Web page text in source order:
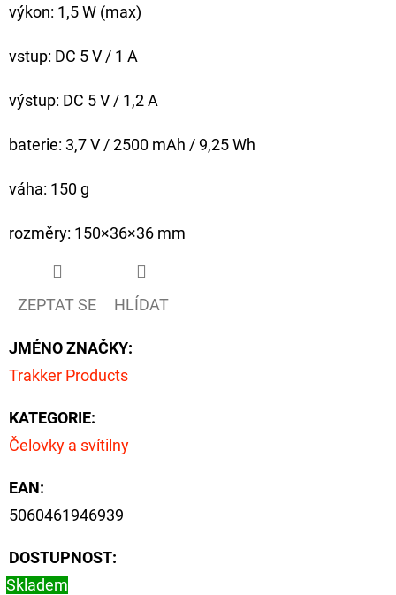
výkon: 1,5 W (max)
vstup: DC 5 V / 1 A
výstup: DC 5 V / 1,2 A
baterie: 3,7 V / 2500 mAh / 9,25 Wh
váha: 150 g
rozměry: 150×36×36 mm
ZEPTAT SE HLÍDAT
JMÉNO ZNAČKY:
Trakker Products
KATEGORIE:
Čelovky a svítilny
EAN:
5060461946939
DOSTUPNOST:
Skladem